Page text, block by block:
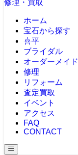
ホーム
宝石から探す
喜平
ブライダル
オーダーメイド
修理
リフォーム
査定買取
イベント
アクセス
FAQ
CONTACT